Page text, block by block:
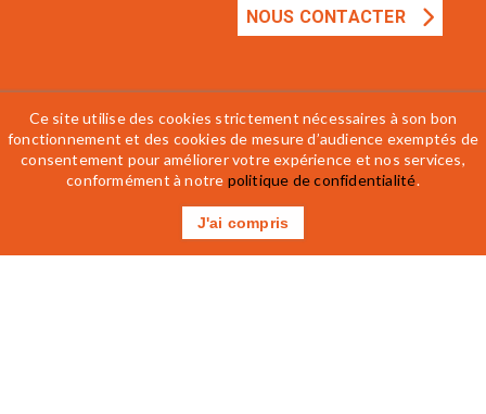
NOUS CONTACTER
Mentions légales Accessibilité
CGV
Règlement intérieur
Ce site utilise des cookies strictement nécessaires à son bon
fonctionnement et des cookies de mesure d’audience exemptés de
consentement pour améliorer votre expérience et nos services,
conformément à notre politique de confidentialité.
J'ai compris